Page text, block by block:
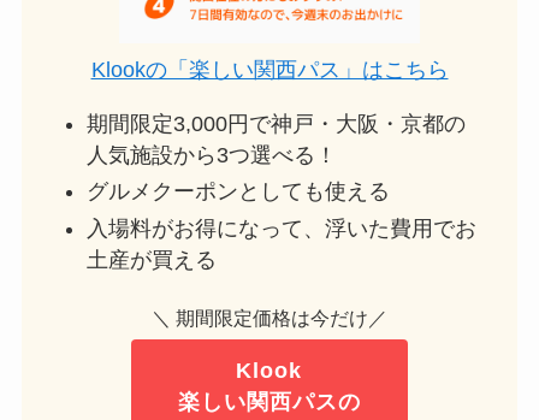
Klookの「楽しい関西パス」はこちら
期間限定3,000円で神戸・大阪・京都の
人気施設から3つ選べる！
グルメクーポンとしても使える
入場料がお得になって、浮いた費用でお
土産が買える
＼ 期間限定価格は今だけ／
Klook
楽しい関西パスの